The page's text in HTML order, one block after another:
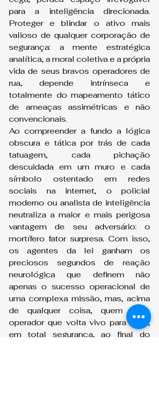
para a inteligência direcionada.
Proteger e blindar o ativo mais
valioso de qualquer corporação de
segurança: a mente estratégica
analítica, a moral coletiva e a própria
vida de seus bravos operadores de
rua, depende intrínseca e
totalmente do mapeamento tático
de ameaças assimétricas e não
convencionais.
Ao compreender a fundo a lógica
obscura e tática por trás de cada
tatuagem, cada pichação
descuidada em um muro e cada
símbolo ostentado em redes
sociais na internet, o policial
moderno ou analista de inteligência
neutraliza a maior e mais perigosa
vantagem de seu adversário: o
mortífero fator surpresa. Com isso,
os agentes da lei ganham os
preciosos segundos de reação
neurológica que definem não
apenas o sucesso operacional de
uma complexa missão, mas, acima
de qualquer coisa, quem é o
operador que volta vivo para casa,
em total segurança, ao final do